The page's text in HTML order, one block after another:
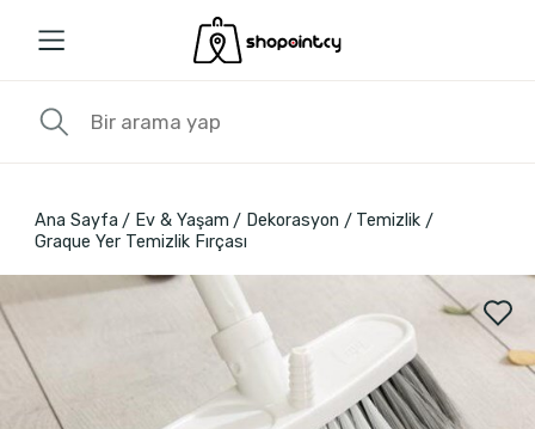
Ana Sayfa Ev & Yaşam Dekorasyon
Temizlik
Graque Yer Temizlik Fırçası